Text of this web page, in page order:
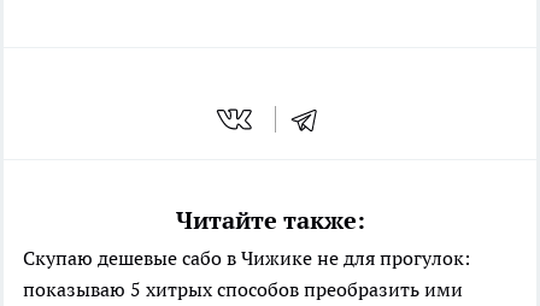
Читайте также:
Скупаю дешевые сабо в Чижике не для прогулок:
показываю 5 хитрых способов преобразить ими